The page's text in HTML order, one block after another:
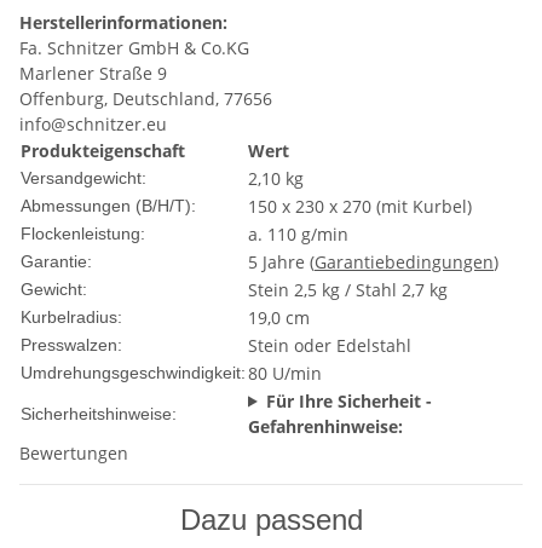
Herstellerinformationen:
Fa. Schnitzer GmbH & Co.KG
Marlener Straße 9
Offenburg, Deutschland, 77656
info@schnitzer.eu
Produkteigenschaft
Wert
Versandgewicht: 2,10 kg
Abmessungen (B/H/T): 150 x 230 x 270 (mit Kurbel)
Flockenleistung: a. 110 g/min
Garantie: 5 Jahre (Garantiebedingungen)
Gewicht: Stein 2,5 kg / Stahl 2,7 kg
Kurbelradius: 19,0 cm
Presswalzen: Stein oder Edelstahl
Umdrehungsgeschwindigkeit:80 U/min
Sicherheitshinweise:
Für Ihre Sicherheit -
Gefahrenhinweise:
Bewertungen
Dazu passend